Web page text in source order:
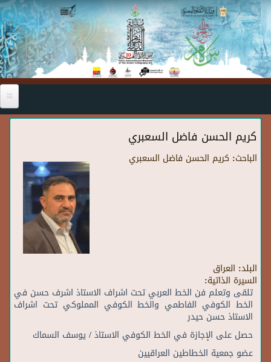
Skip to main content
كريم الحسن فاضل السعبري
الباحث: كريم الحسن فاضل السعبري
البلد: العراق
السيرة الذاتية:
تلقى وتعلم فن الخط العربي تحت اشراف الاستاذ اشرف حسن في
الخط الكوفي الفاطمي والخط الكوفي المملوكي تحت اشراف
الاستاذ حسن حيدر
حصل على الإجازة في الخط الكوفي الاستاذ / يوسف السماك
عضو جمعية الخطاطين العراقيين